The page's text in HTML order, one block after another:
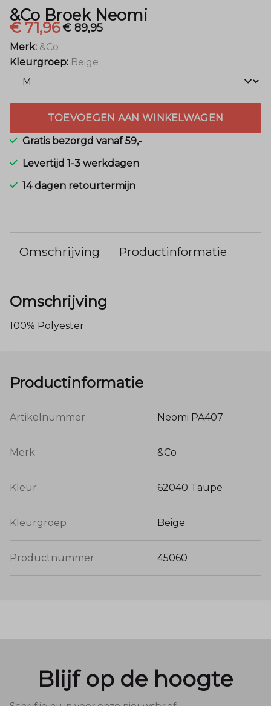
&Co Broek Neomi
€ 71,96€ 89,95
Merk: &Co
Kleurgroep: Beige
TOEVOEGEN AAN WINKELWAGEN
Gratis bezorgd vanaf 59,-
Levertijd 1-3 werkdagen
14 dagen retourtermijn
Omschrijving Productinformatie
Omschrijving
100% Polyester
Productinformatie
Artikelnummer Neomi PA407
Merk &Co
Kleur 62040 Taupe
Kleurgroep Beige
Productnummer 45060
Blijf op de hoogte